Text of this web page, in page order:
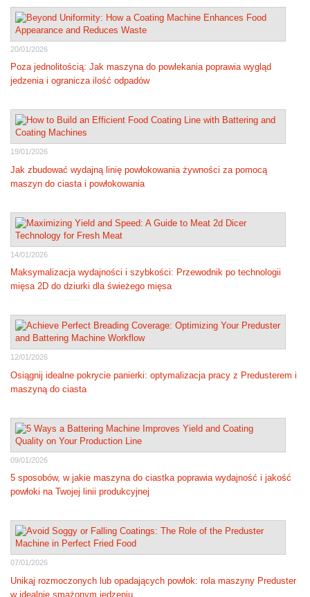
20/01/2026
Poza jednolitością: Jak maszyna do powlekania poprawia wygląd
jedzenia i ogranicza ilość odpadów
19/01/2026
Jak zbudować wydajną linię powłokowania żywności za pomocą
maszyn do ciasta i powłokowania
14/01/2026
Maksymalizacja wydajności i szybkości: Przewodnik po technologii
mięsa 2D do dziurki dla świeżego mięsa
12/01/2026
Osiągnij idealne pokrycie panierki: optymalizacja pracy z Predusterem i
maszyną do ciasta
09/01/2026
5 sposobów, w jakie maszyna do ciastka poprawia wydajność i jakość
powłoki na Twojej linii produkcyjnej
07/01/2026
Unikaj rozmoczonych lub opadających powłok: rola maszyny Preduster
w idealnie smażonym jedzeniu